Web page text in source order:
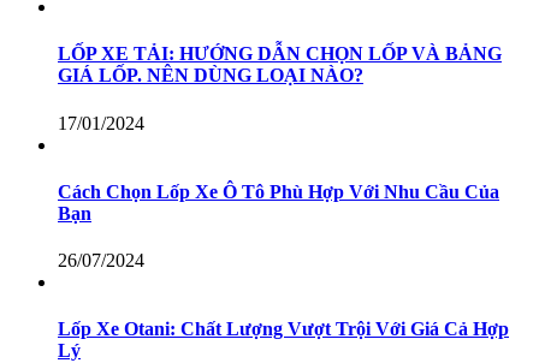
LỐP XE TẢI: HƯỚNG DẪN CHỌN LỐP VÀ BẢNG
GIÁ LỐP. NÊN DÙNG LOẠI NÀO?
17/01/2024
Cách Chọn Lốp Xe Ô Tô Phù Hợp Với Nhu Cầu Của
Bạn
26/07/2024
Lốp Xe Otani: Chất Lượng Vượt Trội Với Giá Cả Hợp
Lý